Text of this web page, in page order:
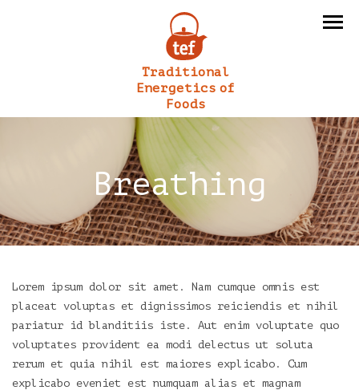
Traditional
Energetics of
Foods
Breathing
Lorem ipsum dolor sit amet. Nam cumque omnis est
placeat voluptas et dignissimos reiciendis et nihil
pariatur id blanditiis iste. Aut enim voluptate quo
voluptates provident ea modi delectus ut soluta
rerum et quia nihil est maiores explicabo. Cum
explicabo eveniet est numquam alias et magnam